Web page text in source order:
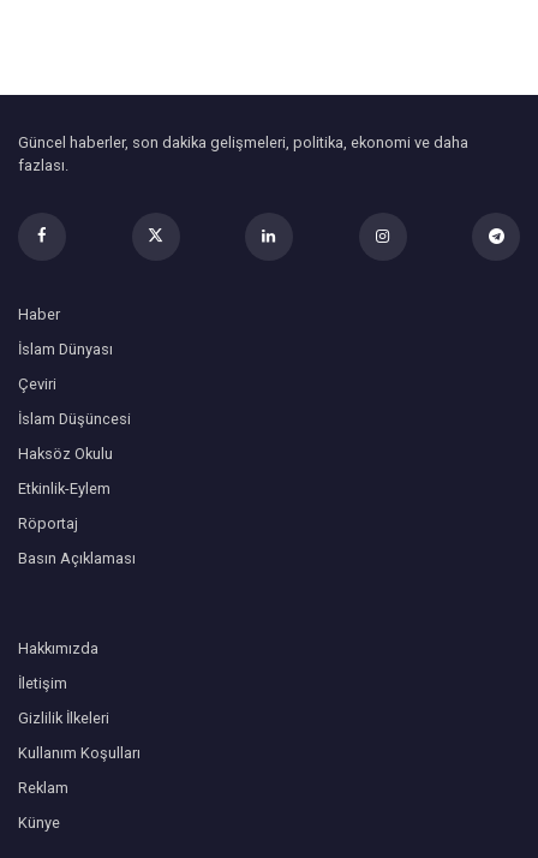
Güncel haberler, son dakika gelişmeleri, politika, ekonomi ve daha
fazlası.
Haber
İslam Dünyası
Çeviri
İslam Düşüncesi
Haksöz Okulu
Etkinlik-Eylem
Röportaj
Basın Açıklaması
Hakkımızda
İletişim
Gizlilik İlkeleri
Kullanım Koşulları
Reklam
Künye